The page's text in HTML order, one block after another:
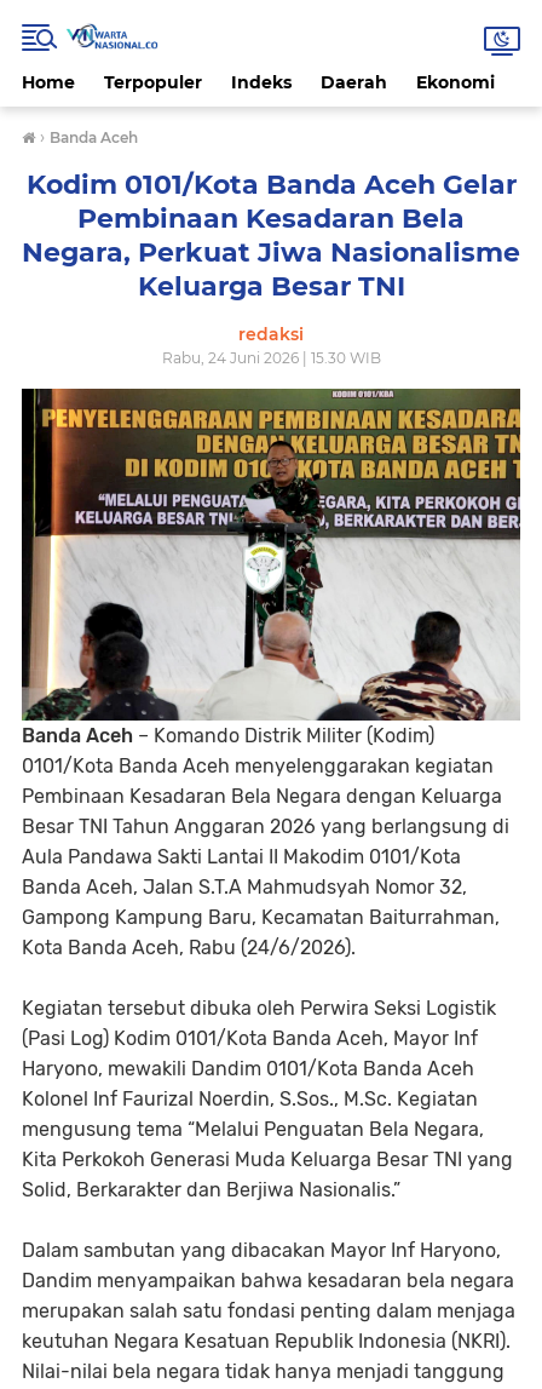
Home Terpopuler Indeks Daerah Ekonomi
› Banda Aceh
Kodim 0101/Kota Banda Aceh Gelar
Pembinaan Kesadaran Bela
Negara, Perkuat Jiwa Nasionalisme
Keluarga Besar TNI
redaksi
Rabu, 24 Juni 2026 | 15.30 WIB
Banda Aceh – Komando Distrik Militer (Kodim)
0101/Kota Banda Aceh menyelenggarakan kegiatan
Pembinaan Kesadaran Bela Negara dengan Keluarga
Besar TNI Tahun Anggaran 2026 yang berlangsung di
Aula Pandawa Sakti Lantai II Makodim 0101/Kota
Banda Aceh, Jalan S.T.A Mahmudsyah Nomor 32,
Gampong Kampung Baru, Kecamatan Baiturrahman,
Kota Banda Aceh, Rabu (24/6/2026).
Kegiatan tersebut dibuka oleh Perwira Seksi Logistik
(Pasi Log) Kodim 0101/Kota Banda Aceh, Mayor Inf
Haryono, mewakili Dandim 0101/Kota Banda Aceh
Kolonel Inf Faurizal Noerdin, S.Sos., M.Sc. Kegiatan
mengusung tema “Melalui Penguatan Bela Negara,
Kita Perkokoh Generasi Muda Keluarga Besar TNI yang
Solid, Berkarakter dan Berjiwa Nasionalis.”
Dalam sambutan yang dibacakan Mayor Inf Haryono,
Dandim menyampaikan bahwa kesadaran bela negara
merupakan salah satu fondasi penting dalam menjaga
keutuhan Negara Kesatuan Republik Indonesia (NKRI).
Nilai-nilai bela negara tidak hanya menjadi tanggung